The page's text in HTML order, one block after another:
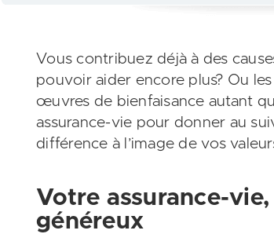
Vous contribuez déjà à des
pouvoir aider encore plus? Ou
œuvres de bienfaisance autant
assurance-vie pour donner au
différence à l’image de vos
Votre assurance-
généreux